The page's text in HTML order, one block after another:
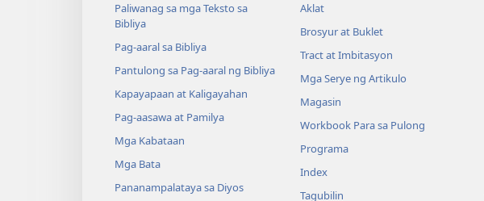
Paliwanag sa mga Teksto sa
Bibliya
Pag-aaral sa Bibliya
Pantulong sa Pag-aaral ng Bibliya
Kapayapaan at Kaligayahan
Pag-aasawa at Pamilya
Mga Kabataan
Mga Bata
Pananampalataya sa Diyos
Aklat
Brosyur at Buklet
Tract at Imbitasyon
Mga Serye ng Artikulo
Magasin
Workbook Para sa Pulong
Programa
Index
Tagubilin